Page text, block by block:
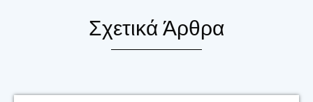
Σχετικά Άρθρα